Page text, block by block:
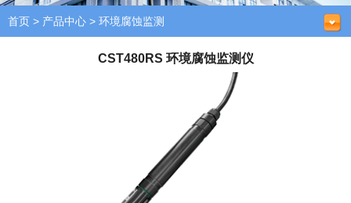
首页 > 产品中心 > 环境腐蚀监测
CST480RS 环境腐蚀监测仪